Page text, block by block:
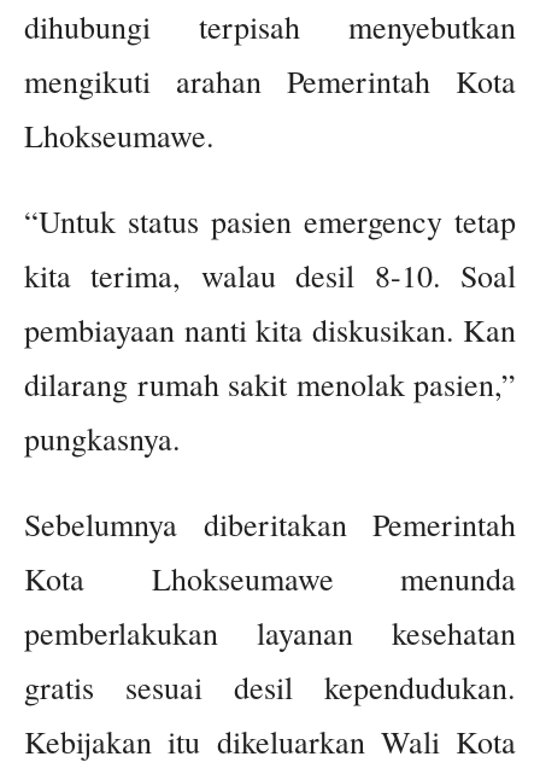
dihubungi terpisah menyebutkan
mengikuti arahan Pemerintah Kota
Lhokseumawe.
“Untuk status pasien emergency tetap
kita terima, walau desil 8-10. Soal
pembiayaan nanti kita diskusikan. Kan
dilarang rumah sakit menolak pasien,”
pungkasnya.
Sebelumnya diberitakan Pemerintah
Kota Lhokseumawe menunda
pemberlakukan layanan kesehatan
gratis sesuai desil kependudukan.
Kebijakan itu dikeluarkan Wali Kota